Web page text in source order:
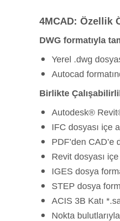
4MCAD: Özellik
DWG formatıyla
Yerel .dwg
Autocad
Birlikte
Autodesk®
IFC dosyası içe
PDF’den
Revit dosyası
IGES dosya
STEP dosya
ACIS 3B Katı
Nokta